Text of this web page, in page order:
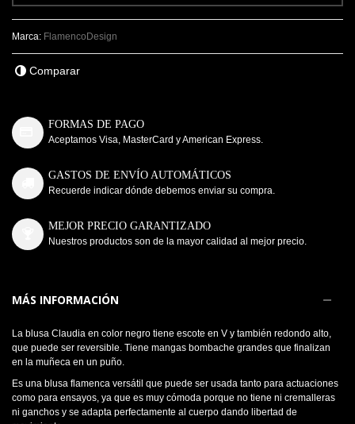
Marca: FlamencoDesign
Comparar
FORMAS DE PAGO
Aceptamos Visa, MasterCard y American Express.
GASTOS DE ENVÍO AUTOMÁTICOS
Recuerde indicar dónde debemos enviar su compra.
MEJOR PRECIO GARANTIZADO
Nuestros productos son de la mayor calidad al mejor precio.
MÁS INFORMACIÓN
La blusa Claudia en color negro tiene escote en V y también redondo alto,
que puede ser reversible. Tiene mangas bombache grandes que finalizan
en la muñeca en un puño.
Es una blusa flamenca versátil que puede ser usada tanto para actuaciones
como para ensayos, ya que es muy cómoda porque no tiene ni cremalleras
ni ganchos y se adapta perfectamente al cuerpo dando libertad de